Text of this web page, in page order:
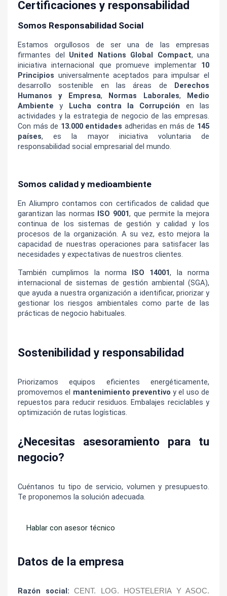
Certificaciones y responsabilidad
Somos Responsabilidad Social
Estamos orgullosos de ser una de las empresas
firmantes del United Nations Global Compact, una
iniciativa internacional que promueve implementar 10
Principios universalmente aceptados para impulsar el
desarrollo sostenible en las áreas de Derechos
Humanos y Empresa, Normas Laborales, Medio
Ambiente y Lucha contra la Corrupción en las
actividades y la estrategia de negocio de las empresas.
Con más de 13.000 entidades adheridas en más de 145
países, es la mayor iniciativa voluntaria de
responsabilidad social empresarial del mundo.
Somos calidad y medioambiente
En Aliumpro contamos con certificados de calidad que
garantizan las normas ISO 9001, que permite la mejora
continua de los sistemas de gestión y calidad y los
procesos de la organización. A su vez, esto mejora la
capacidad de nuestras operaciones para satisfacer las
necesidades y expectativas de nuestros clientes.
También cumplimos la norma ISO 14001, la norma
internacional de sistemas de gestión ambiental (SGA),
que ayuda a nuestra organización a identificar, priorizar y
gestionar los riesgos ambientales como parte de las
prácticas de negocio habituales.
Sostenibilidad y responsabilidad
Priorizamos equipos eficientes energéticamente,
promovemos el mantenimiento preventivo y el uso de
repuestos para reducir residuos. Embalajes reciclables y
optimización de rutas logísticas.
¿Necesitas asesoramiento para tu
negocio?
Cuéntanos tu tipo de servicio, volumen y presupuesto.
Te proponemos la solución adecuada.
Hablar con asesor técnico
Datos de la empresa
Razón social: CENT. LOG. HOSTELERIA Y ASOC.